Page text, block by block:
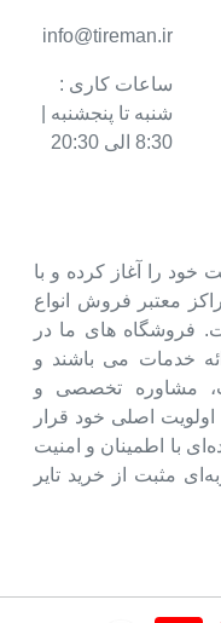
ما از سال ۱۳۶۵ فعالیت خود را آغاز کرده و با
معتبر فروش انواع
فروشگاه های ما در
خدمات می باشند و
مشاوره تخصصی و
اصلی خود قرار
با اطمینان و امنیت
مثبت از خرید تایر
info@tireman.ir
ساعات کاری :
شنبه تا پنجشنبه |
8:30 الی 20:30